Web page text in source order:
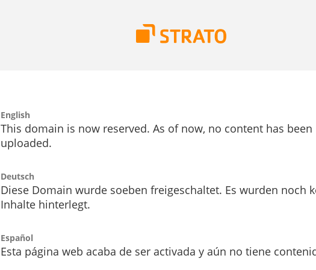
English
This domain is now reserved. As of now, no content has been
uploaded.
Deutsch
Diese Domain wurde soeben freigeschaltet. Es wurden noch
Inhalte hinterlegt.
Español
Esta página web acaba de ser activada y aún no tiene